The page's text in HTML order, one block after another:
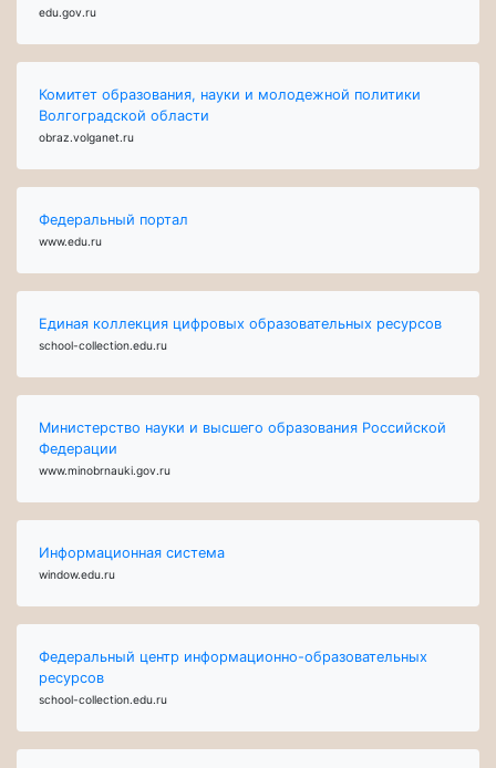
edu.gov.ru
Комитет образования, науки и молодежной политики
Волгоградской области
obraz.volganet.ru
Федеральный портал
www.edu.ru
Единая коллекция цифровых образовательных ресурсов
school-collection.edu.ru
Министерство науки и высшего образования Российской
Федерации
www.minobrnauki.gov.ru
Информационная система
window.edu.ru
Федеральный центр информационно-образовательных
ресурсов
school-collection.edu.ru